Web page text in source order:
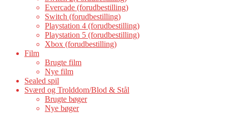
Evercade (forudbestilling)
Switch (forudbestilling)
Playstation 4 (forudbestilling)
Playstation 5 (forudbestilling)
Xbox (forudbestilling)
Film
Brugte film
Nye film
Sealed spil
Sværd og Trolddom/Blod & Stål
Brugte bøger
Nye bøger